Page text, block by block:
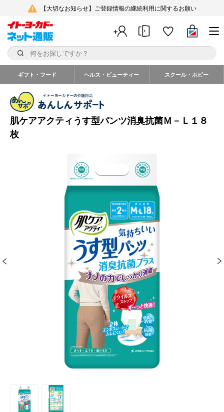
【大切なお知らせ】ご登録情報の継続利用に関するお願い
ギフト・フード ヘルス・ビューティー スクール・ホビー
肌ケアアクティうす型パンツ消臭抗菌Ｍ－Ｌ１８
枚